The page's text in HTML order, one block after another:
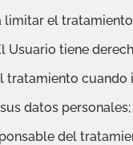
limitar el
Usuario tiene
tratamiento cuando
datos
del